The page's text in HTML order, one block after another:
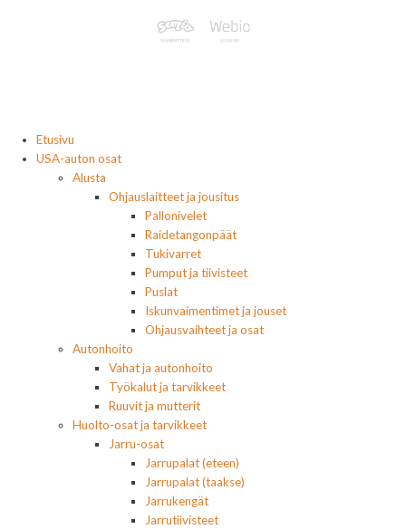
Etusivu
USA-auton osat
Alusta
Ohjauslaitteet ja jousitus
Pallonivelet
Raidetangonpäät
Tukivarret
Pumput ja tiivisteet
Puslat
Iskunvaimentimet ja jouset
Ohjausvaihteet ja osat
Autonhoito
Vahat ja autonhoito
Työkalut ja tarvikkeet
Ruuvit ja mutterit
Huolto-osat ja tarvikkeet
Jarru-osat
Jarrupalat (eteen)
Jarrupalat (taakse)
Jarrukengät
Jarrutiivisteet